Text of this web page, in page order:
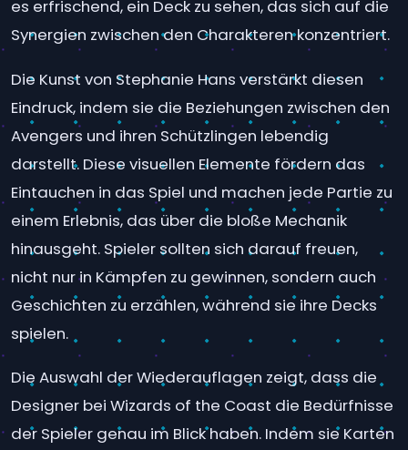
es erfrischend, ein Deck zu sehen, das sich auf die
Synergien zwischen den Charakteren konzentriert.
Die Kunst von Stephanie Hans verstärkt diesen
Eindruck, indem sie die Beziehungen zwischen den
Avengers und ihren Schützlingen lebendig
darstellt. Diese visuellen Elemente fördern das
Eintauchen in das Spiel und machen jede Partie zu
einem Erlebnis, das über die bloße Mechanik
hinausgeht. Spieler sollten sich darauf freuen,
nicht nur in Kämpfen zu gewinnen, sondern auch
Geschichten zu erzählen, während sie ihre Decks
spielen.
Die Auswahl der Wiederauflagen zeigt, dass die
Designer bei Wizards of the Coast die Bedürfnisse
der Spieler genau im Blick haben. Indem sie Karten